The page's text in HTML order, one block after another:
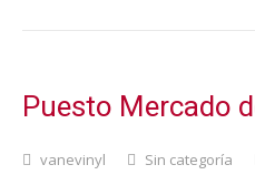
Puesto Mercado
vanevinyl Sin categoría